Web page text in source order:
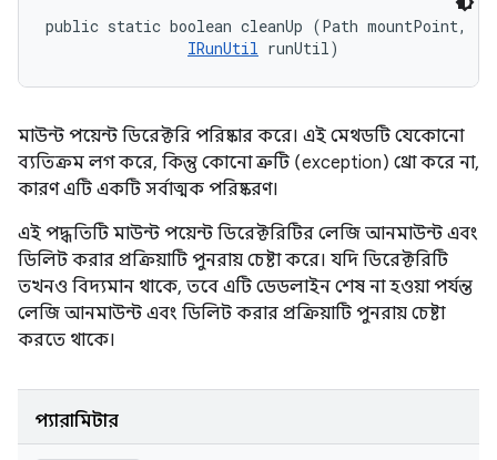
public static boolean cleanUp (Path mountPoint,
IRunUtil runUtil)
মাউন্ট পয়েন্ট ডিরেক্টরি পরিষ্কার করে। এই মেথডটি যেকোনো
ব্যতিক্রম লগ করে, কিন্তু কোনো ত্রুটি (exception) থ্রো করে না,
কারণ এটি একটি সর্বাত্মক পরিষ্করণ।
এই পদ্ধতিটি মাউন্ট পয়েন্ট ডিরেক্টরিটির লেজি আনমাউন্ট এবং
ডিলিট করার প্রক্রিয়াটি পুনরায় চেষ্টা করে। যদি ডিরেক্টরিটি
তখনও বিদ্যমান থাকে, তবে এটি ডেডলাইন শেষ না হওয়া পর্যন্ত
লেজি আনমাউন্ট এবং ডিলিট করার প্রক্রিয়াটি পুনরায় চেষ্টা
করতে থাকে।
প্যারামিটার